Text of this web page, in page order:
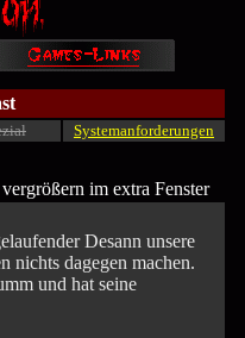
Systemanforderungen
im extra Fenster
Desann unsere
nichts dagegen machen.
und hat seine